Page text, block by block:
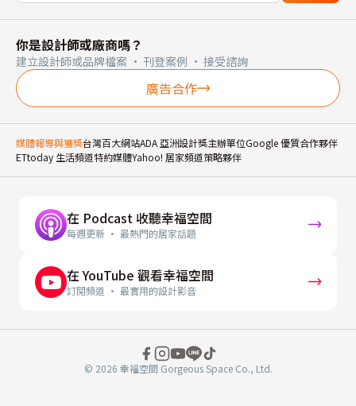
你是設計師或廠商嗎？
建立設計師或品牌檔案 · 刊登案例 · 接受諮詢
廣告合作
媒體報導與獲獎台灣百大網站ADA 亞洲設計獎主辦單位Google 優質合作夥伴
ETtoday 生活頻道特約媒體Yahoo! 居家頻道策略夥伴
在 Podcast 收聽幸福空間
每週更新 · 最熱門的居家話題
在 YouTube 觀看幸福空間
訂閱頻道 · 最實用的設計影音
© 2026 幸福空間 Gorgeous Space Co., Ltd.